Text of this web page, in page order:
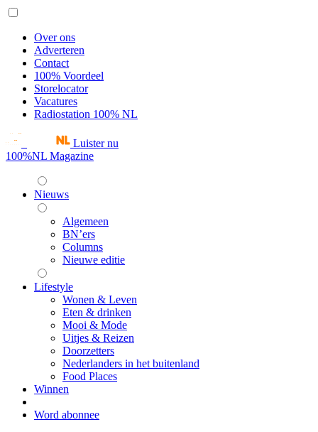
Over ons
Adverteren
Contact
100% Voordeel
Storelocator
Vacatures
Radiostation 100% NL
Luister nu
100%NL Magazine
Nieuws
Algemeen
BN’ers
Columns
Nieuwe editie
Lifestyle
Wonen & Leven
Eten & drinken
Mooi & Mode
Uitjes & Reizen
Doorzetters
Nederlanders in het buitenland
Food Places
Winnen
Word abonnee